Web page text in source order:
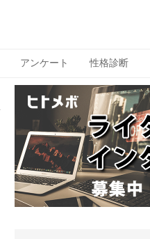
アンケート 性格診断